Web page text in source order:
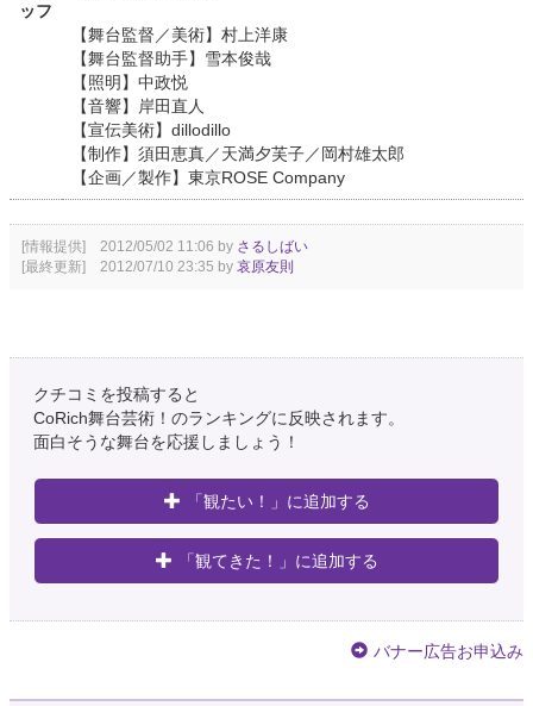
ッフ
【舞台監督／美術】村上洋康
【舞台監督助手】雪本俊哉
【照明】中政悦
【音響】岸田直人
【宣伝美術】dillodillo
【制作】須田恵真／天満夕芙子／岡村雄太郎
【企画／製作】東京ROSE Company
[情報提供] 2012/05/02 11:06 by さるしばい
[最終更新] 2012/07/10 23:35 by 哀原友則
クチコミを投稿すると
CoRich舞台芸術！のランキングに反映されます。
面白そうな舞台を応援しましょう！
「観たい！」に追加する
「観てきた！」に追加する
バナー広告お申込み